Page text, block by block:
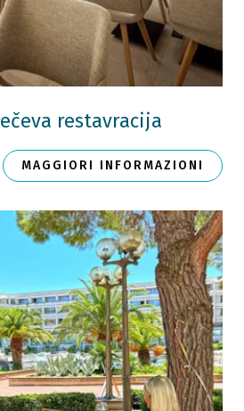
restavracija
MAGGIORI INFORMAZIONI